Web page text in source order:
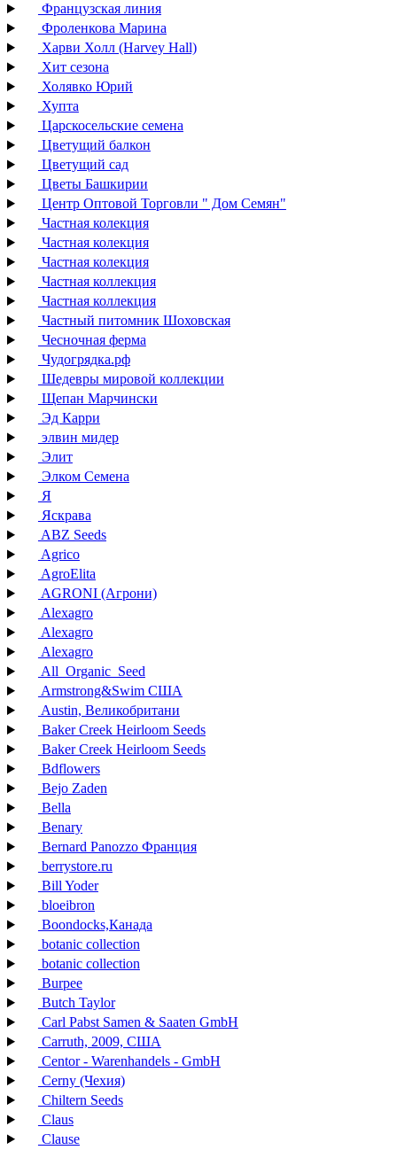
Французская линия
Фроленкова Марина
Харви Холл (Harvey Hall)
Хит сезона
Холявко Юрий
Хупта
Царскосельские семена
Цветущий балкон
Цветущий сад
Цветы Башкирии
Центр Оптовой Торговли " Дом Семян"
Частная колекция
Частная колекция
Частная колекция
Частная коллекция
Частная коллекция
Частный питомник Шоховская
Чесночная ферма
Чудогрядка.рф
Шедевры мировой коллекции
Щепан Марчински
Эд Карри
элвин мидер
Элит
Элком Семена
Я
Яскрава
ABZ Seeds
Agrico
AgroElita
AGRONI (Агрони)
Alexagro
Alexagro
Alexagro
All_Organic_Seed
Armstrong&Swim США
Austin, Великобритани
Baker Creek Heirloom Seeds
Baker Creek Heirloom Seeds
Bdflowers
Bejo Zaden
Bella
Benary
Bernard Panozzo Франция
berrystore.ru
Bill Yoder
bloeibron
Boondocks,Канада
botanic collection
botanic collection
Burpee
Butch Taylor
Carl Pabst Samen & Saaten GmbH
Carruth, 2009, США
Centor - Warenhandels - GmbH
Cerny (Чехия)
Chiltern Seeds
Claus
Clause